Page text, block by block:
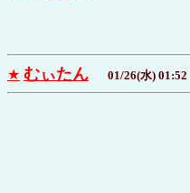
★ むぃたん 01/26(水) 01:52